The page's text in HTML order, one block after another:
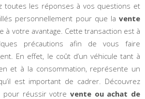
toutes les réponses à vos questions et
personnellement pour que la vente
à votre avantage. Cette transaction est à
précautions afin de vous faire
En effet, le coût d’un véhicule tant à
et à la consommation, représente un
est important de cadrer. Découvrez
pour réussir votre vente ou achat de